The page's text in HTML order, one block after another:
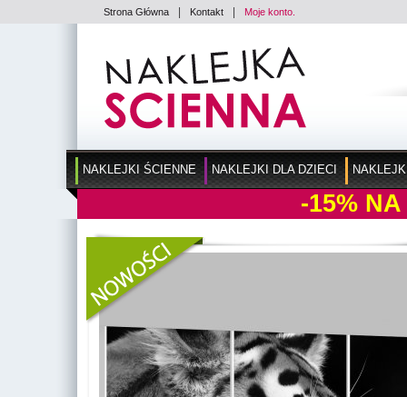
Strona Główna Kontakt Moje konto.
NAKLEJKI ŚCIENNE NAKLEJKI DLA DZIECI
-15% NA